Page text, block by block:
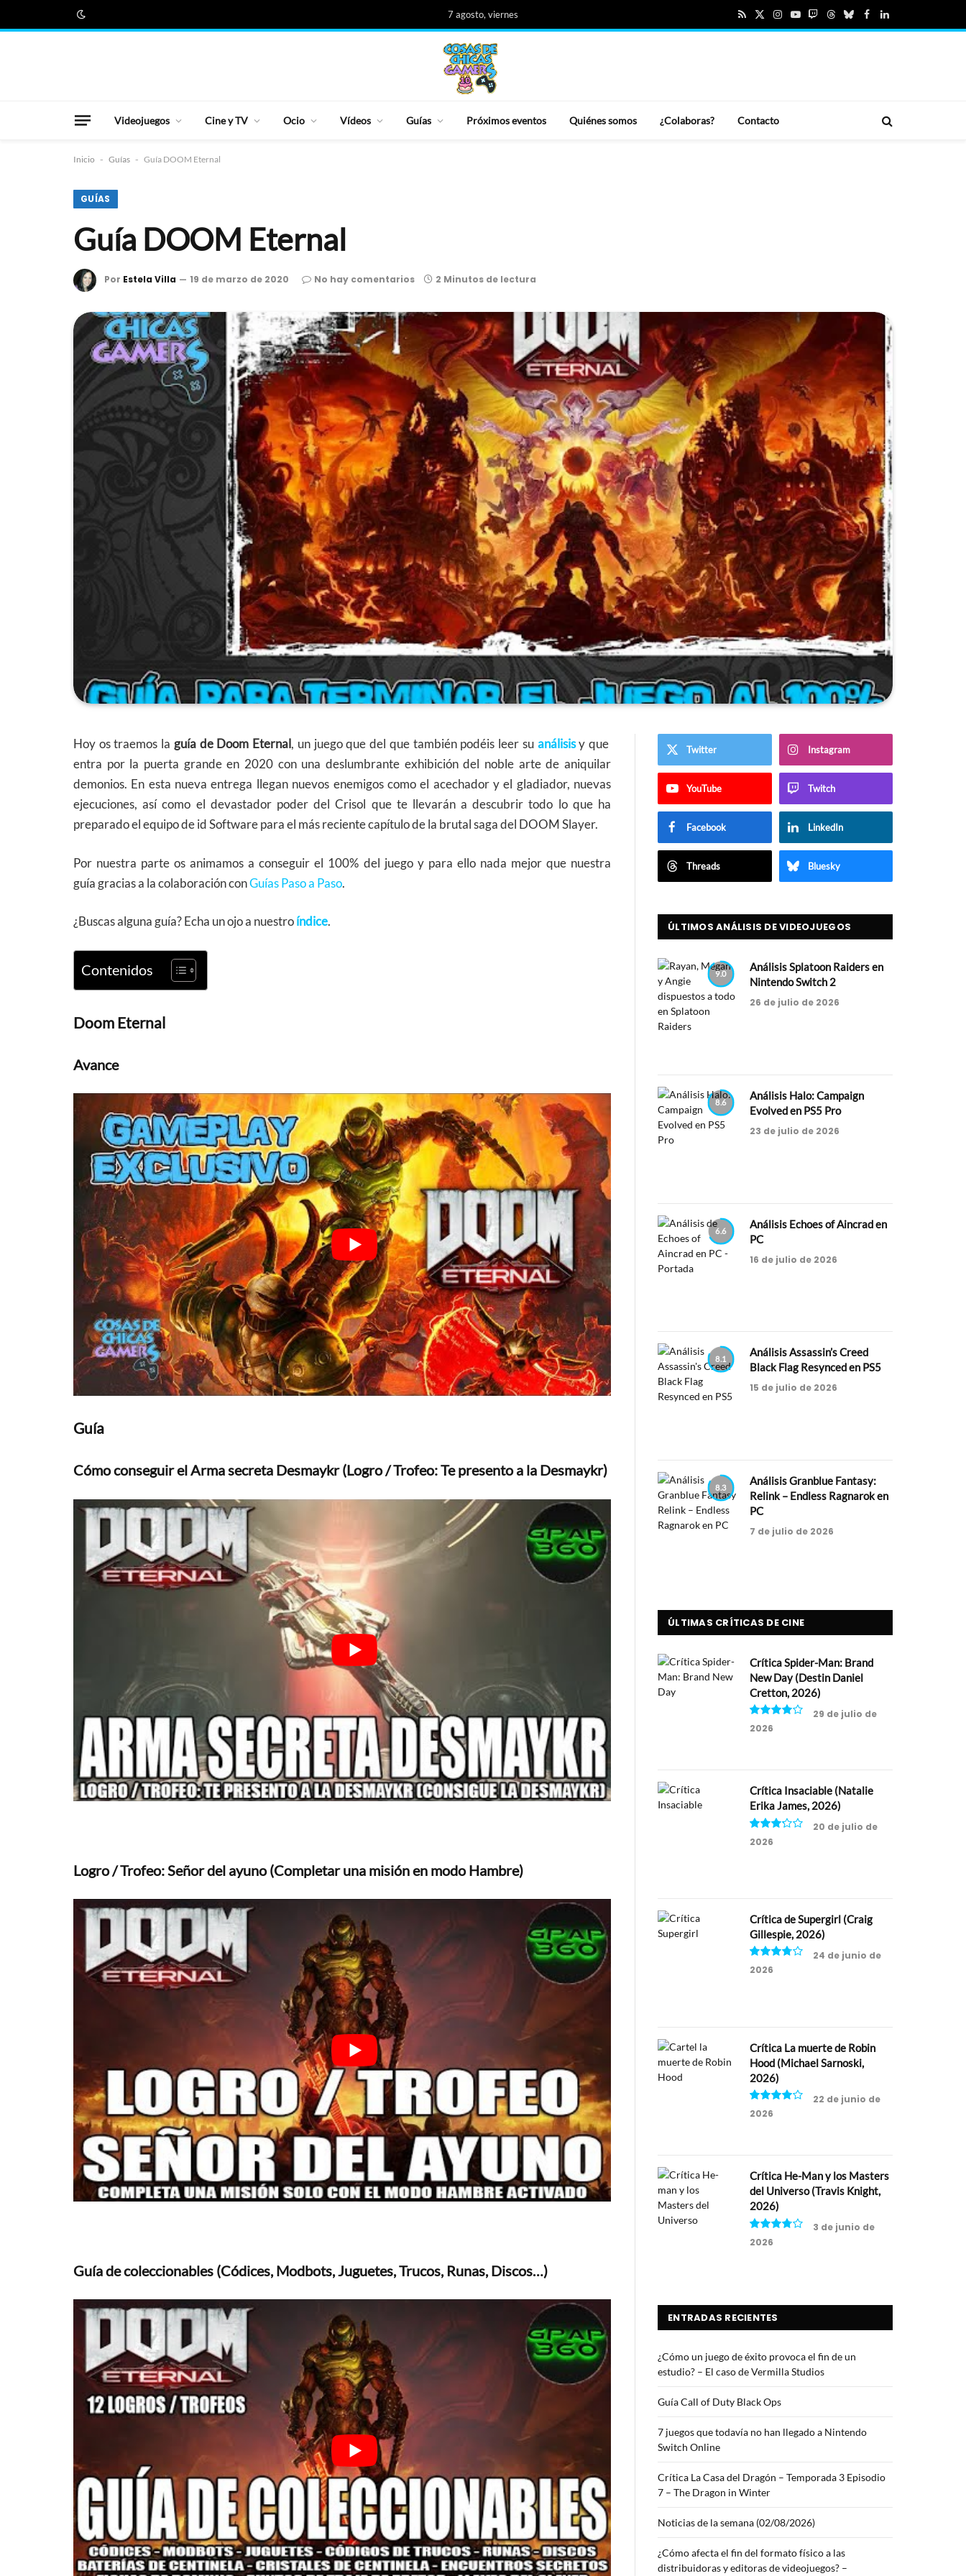
7 agosto, viernes
RSSX
Instagram
YouTube
TwitchThreadsBlueskyFacebook
LinkedIn
Videojuegos Cine y TV Ocio Vídeos Guías Próximos eventos Quiénes somos ¿Colaboras? Contacto
Inicio - Guías - Guía DOOM Eternal
GUÍAS
Guía DOOM Eternal
Por Estela Villa 19 de marzo de 2020 No hay comentarios 2 Minutos de lectura
Hoy os traemos la guía de Doom Eternal , un juego que del que también podéis leer su análisisy que
entra por la puerta grande en 2020 con una deslumbrante exhibición del noble arte de aniquilar
demonios. En esta nueva entrega llegan nuevos enemigos como el acechador y el gladiador, nuevas
ejecuciones, así como el devastador poder del Crisol que te llevarán a descubrir todo lo que ha
preparado el equipo de id Software para el más reciente capítulo de la brutal saga del DOOM Slayer.
Por nuestra parte os animamos a conseguir el 100% del juego y para ello nada mejor que nuestra
guía gracias a la colaboración conGuías Paso a Paso.
¿Buscas alguna guía? Echa un ojo a nuestro índice.
Contenidos
Doom Eternal
Avance
Guía
Cómo conseguir el Arma secreta Desmaykr (Logro / Trofeo: Te presento a la Desmaykr)
Logro / Trofeo: Señor del ayuno (Completar una misión en modo Hambre)
Guía de coleccionables (Códices, Modbots, Juguetes, Trucos, Runas, Discos…)
Twitter Instagram
YouTube Twitch
Facebook LinkedIn
Threads Bluesky
ÚLTIMOS ANÁLISIS DE VIDEOJUEGOS
9.0
Análisis Splatoon Raiders en
Nintendo Switch 2
26 de julio de 2026
8.6
Análisis Halo: Campaign
Evolved en PS5 Pro
23 de julio de 2026
6.6
Análisis Echoes of Aincrad en
PC
16 de julio de 2026
8.1
Análisis Assassin’s Creed
Black Flag Resynced en PS5
15 de julio de 2026
8.3
Análisis Granblue Fantasy:
Relink – Endless Ragnarok en
PC
7 de julio de 2026
ÚLTIMAS CRÍTICAS DE CINE
Crítica Spider-Man: Brand
New Day (Destin Daniel
Cretton, 2026)
8
29 de julio de
2026
Crítica Insaciable (Natalie
Erika James, 2026)
6.5
20 de julio de
2026
Crítica de Supergirl (Craig
Gillespie, 2026)
7.5
24 de junio de
2026
Crítica La muerte de Robin
Hood (Michael Sarnoski,
2026)
8
22 de junio de
2026
Crítica He-Man y los Masters
del Universo (Travis Knight,
2026)
7.5
3 de junio de
2026
ENTRADAS RECIENTES
¿Cómo un juego de éxito provoca el fin de un
estudio? – El caso de Vermilla Studios
Guía Call of Duty Black Ops
7 juegos que todavía no han llegado a Nintendo
Switch Online
Crítica La Casa del Dragón – Temporada 3 Episodio
7 – The Dragon in Winter
Noticias de la semana (02/08/2026)
¿Cómo afecta el fin del formato físico a las
distribuidoras y editoras de videojuegos? –